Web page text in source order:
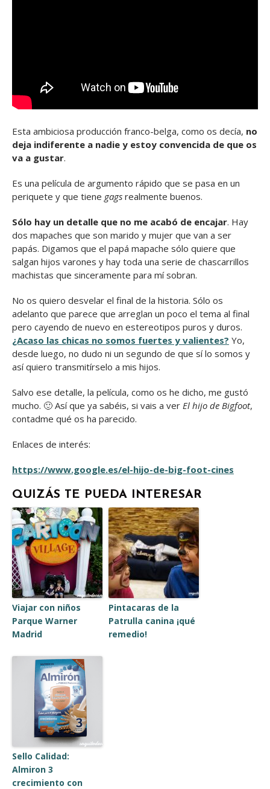
Esta ambiciosa producción franco-belga, como os decía, no
deja indiferente a nadie y estoy convencida de que os
va a gustar.
Es una película de argumento rápido que se pasa en un
periquete y que tiene gags realmente buenos.
Sólo hay un detalle que no me acabó de encajar. Hay
dos mapaches que son marido y mujer que van a ser
papás. Digamos que el papá mapache sólo quiere que
salgan hijos varones y hay toda una serie de chascarrillos
machistas que sinceramente para mí sobran.
No os quiero desvelar el final de la historia. Sólo os
adelanto que parece que arreglan un poco el tema al final
pero cayendo de nuevo en estereotipos puros y duros.
¿Acaso las chicas no somos fuertes y valientes? Yo,
desde luego, no dudo ni un segundo de que sí lo somos y
así quiero transmitírselo a mis hijos.
Salvo ese detalle, la película, como os he dicho, me gustó
mucho. 🙂 Así que ya sabéis, si vais a ver El hijo de Bigfoot,
contadme qué os ha parecido.
Enlaces de interés:
https://www.google.es/el-hijo-de-big-foot-cines
QUIZÁS TE PUEDA INTERESAR
Viajar con niños
Parque Warner
Madrid
Pintacaras de la
Patrulla canina ¡qué
remedio!
Sello Calidad:
Almiron 3
crecimiento con